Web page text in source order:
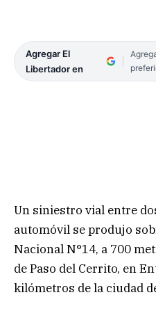
Agregar El
Libertador en
Un siniestro vial entre
automóvil se produjo
Nacional N°14, a 700
de Paso del Cerrito, en
kilómetros de la ciudad